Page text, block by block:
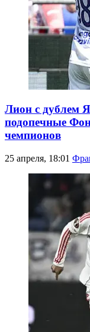
Лион с дублем
подопечные
чемпионов
25 апреля, 18:01